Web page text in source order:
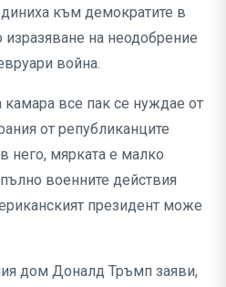
към демократите в
на неодобрение
война.
все пак се нуждае от
от републиканците
него, мярката е малко
военните действия
президент може
дом Доналд Тръмп заяви,